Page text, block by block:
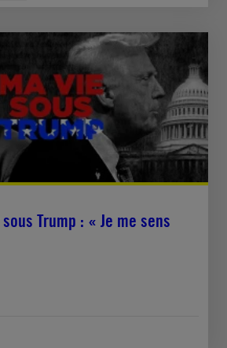
Trump : « Je me sens